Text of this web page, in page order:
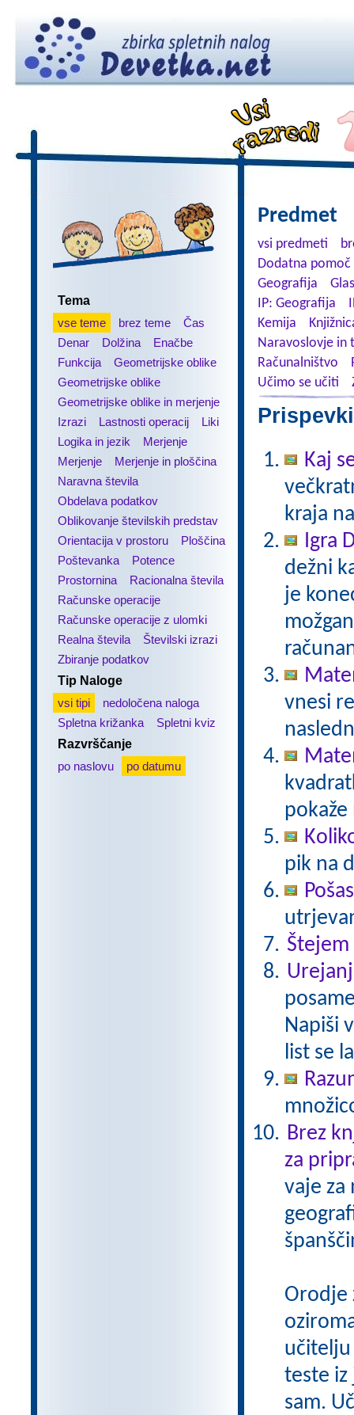
Tema
vse teme
brez teme
Čas
Denar
Dolžina
Enačbe
Funkcija
Geometrijske oblike
Geometrijske oblike
Geometrijske oblike in merjenje
Izrazi
Lastnosti operacij
Liki
Logika in jezik
Merjenje
Merjenje
Merjenje in ploščina
Naravna števila
Obdelava podatkov
Oblikovanje številskih predstav
Orientacija v prostoru
Ploščina
Poštevanka
Potence
Prostornina
Racionalna števila
Računske operacije
Računske operacije z ulomki
Realna števila
Številski izrazi
Zbiranje podatkov
Tip Naloge
vsi tipi
nedoločena naloga
Spletna križanka
Spletni kviz
Razvrščanje
po naslovu
po datumu
Predmet
vsi predmeti
Dodatna
Geografija
IP: Geografija
Kemija
Naravoslovje in
Računalništvo
Učimo se učiti
Kaj
kraja
Igra
dežni
je
vnesi
pik na
Napiši
list se
Brez
za
vaje za
Orodje
učitelju
teste iz
sam.